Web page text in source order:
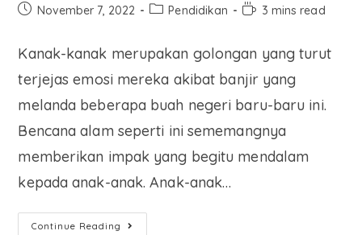
November 7, 2022
Pendidikan 3 mins read
Kanak-kanak merupakan golongan yang turut
terjejas emosi mereka akibat banjir yang
melanda beberapa buah negeri baru-baru ini.
Bencana alam seperti ini sememangnya
memberikan impak yang begitu mendalam
kepada anak-anak. Anak-anak…
Continue Reading